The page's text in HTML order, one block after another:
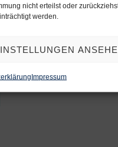
nicht erteilst oder
werden.
Impressum